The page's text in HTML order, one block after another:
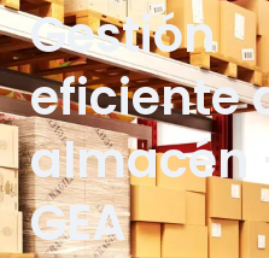
Gestión
eficiente
almacén
GEA